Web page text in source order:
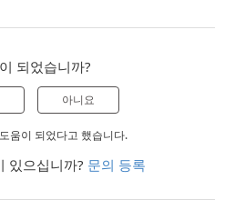
되었습니까?
아니요
움이 되었다고 했습니다.
있으십니까? 문의 등록